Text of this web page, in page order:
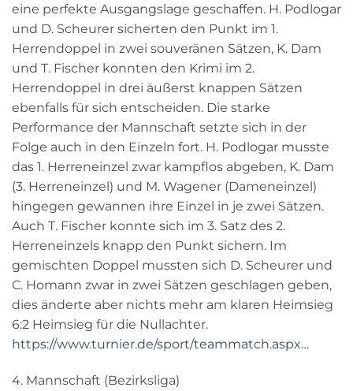
eine perfekte Ausgangslage geschaffen. H. Podlogar
und D. Scheurer sicherten den Punkt im 1.
Herrendoppel in zwei souveränen Sätzen, K. Dam
und T. Fischer konnten den Krimi im 2.
Herrendoppel in drei äußerst knappen Sätzen
ebenfalls für sich entscheiden. Die starke
Performance der Mannschaft setzte sich in der
Folge auch in den Einzeln fort. H. Podlogar musste
das 1. Herreneinzel zwar kampflos abgeben, K. Dam
(3. Herreneinzel) und M. Wagener (Dameneinzel)
hingegen gewannen ihre Einzel in je zwei Sätzen.
Auch T. Fischer konnte sich im 3. Satz des 2.
Herreneinzels knapp den Punkt sichern. Im
gemischten Doppel mussten sich D. Scheurer und
C. Homann zwar in zwei Sätzen geschlagen geben,
dies änderte aber nichts mehr am klaren Heimsieg
6:2 Heimsieg für die Nullachter.
https://www.turnier.de/sport/teammatch.aspx…
4. Mannschaft (Bezirksliga)